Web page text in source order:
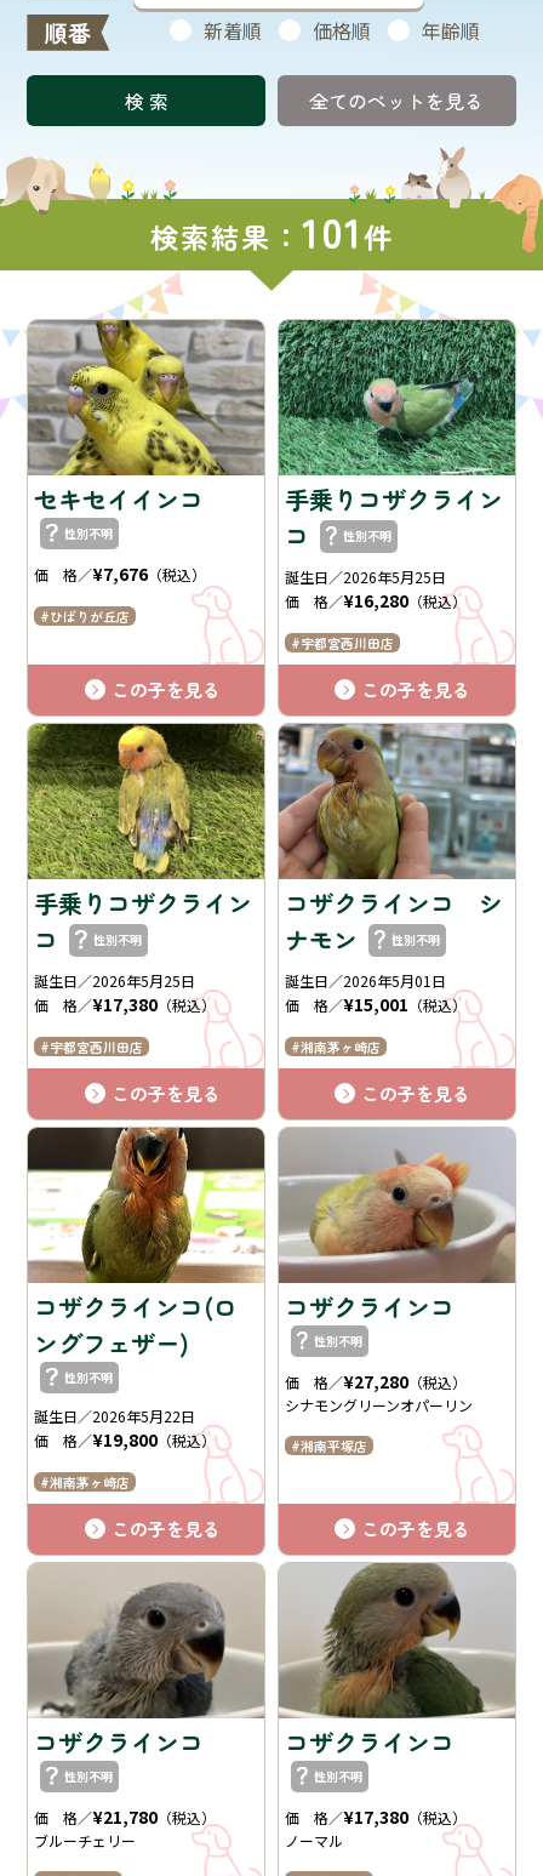
順番 新着順 価格順 年齢順
全てのペットを見る
検索結果： 101件
セキセイインコ
性別不明
価 格／¥7,676 （税込）
ひばりが丘店
この子を見る
手乗りコザクライン
コ
性別不明
誕生日／2026年5月25日
価 格／¥16,280 （税込）
宇都宮西川田店
この子を見る
手乗りコザクライン
コ
性別不明
誕生日／2026年5月25日
価 格／¥17,380 （税込）
宇都宮西川田店
この子を見る
コザクラインコ シ
ナモン
性別不明
誕生日／2026年5月01日
価 格／¥15,001 （税込）
湘南茅ヶ崎店
この子を見る
コザクラインコ(ロ
ングフェザー)
性別不明
誕生日／2026年5月22日
価 格／¥19,800 （税込）
湘南茅ヶ崎店
この子を見る
コザクラインコ
性別不明
価 格／¥27,280 （税込）
シナモングリーンオパーリン
湘南平塚店
この子を見る
コザクラインコ
性別不明
価 格／¥21,780 （税込）
ブルーチェリー
コザクラインコ
性別不明
価 格／¥17,380 （税込）
ノーマル